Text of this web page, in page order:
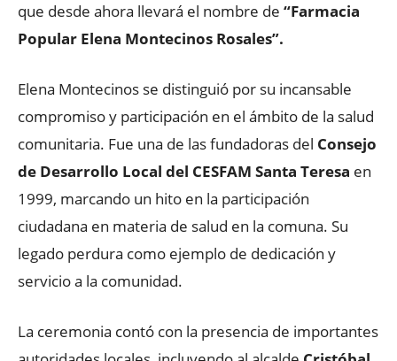
que desde ahora llevará el nombre de “Farmacia
Popular Elena Montecinos Rosales”.
Elena Montecinos se distinguió por su incansable
compromiso y participación en el ámbito de la salud
comunitaria. Fue una de las fundadoras del Consejo
de Desarrollo Local del CESFAM Santa Teresa en
1999, marcando un hito en la participación
ciudadana en materia de salud en la comuna. Su
legado perdura como ejemplo de dedicación y
servicio a la comunidad.
La ceremonia contó con la presencia de importantes